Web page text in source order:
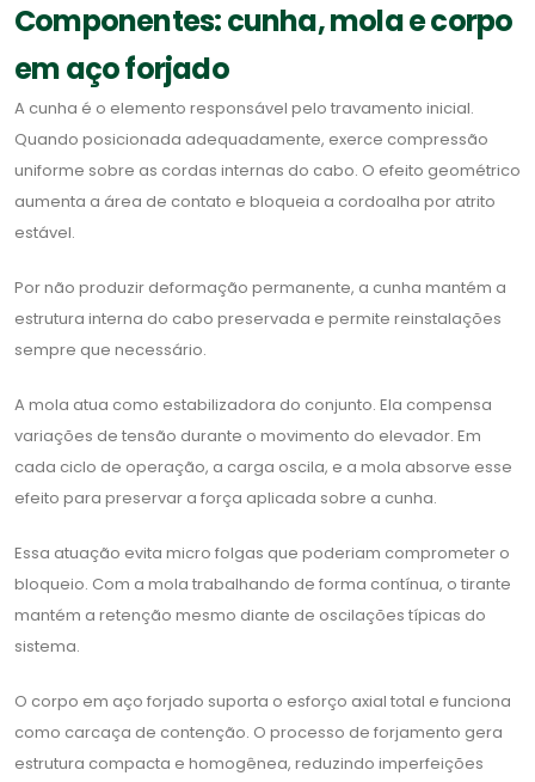
Componentes: cunha, mola e corpo
em aço forjado
A cunha é o elemento responsável pelo travamento inicial.
Quando posicionada adequadamente, exerce compressão
uniforme sobre as cordas internas do cabo. O efeito geométrico
aumenta a área de contato e bloqueia a cordoalha por atrito
estável.
Por não produzir deformação permanente, a cunha mantém a
estrutura interna do cabo preservada e permite reinstalações
sempre que necessário.
A mola atua como estabilizadora do conjunto. Ela compensa
variações de tensão durante o movimento do elevador. Em
cada ciclo de operação, a carga oscila, e a mola absorve esse
efeito para preservar a força aplicada sobre a cunha.
Essa atuação evita micro folgas que poderiam comprometer o
bloqueio. Com a mola trabalhando de forma contínua, o tirante
mantém a retenção mesmo diante de oscilações típicas do
sistema.
O corpo em aço forjado suporta o esforço axial total e funciona
como carcaça de contenção. O processo de forjamento gera
estrutura compacta e homogênea, reduzindo imperfeições